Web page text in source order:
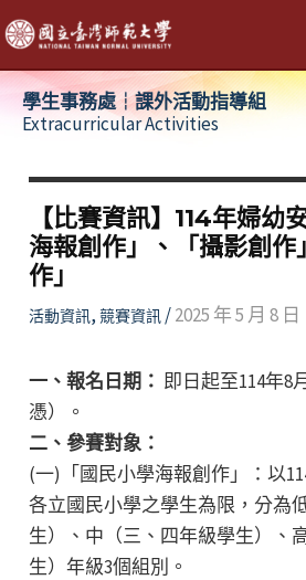
跳
至
主
學生事務處┆課外活動指導組
Extracurricular Activities
【比賽資訊】114年婦幼
海報創作」、「攝影創作
作」
活動資訊, 競賽資訊/2025 年 5 月 8 日
一、報名日期： 即日起至114年8
憑）。
二、參賽對象：
(一)「國民小學海報創作」：以
各立國民小學之學生為限，分為
生）、中（三、四年級學生）、
生）年級3個組別。